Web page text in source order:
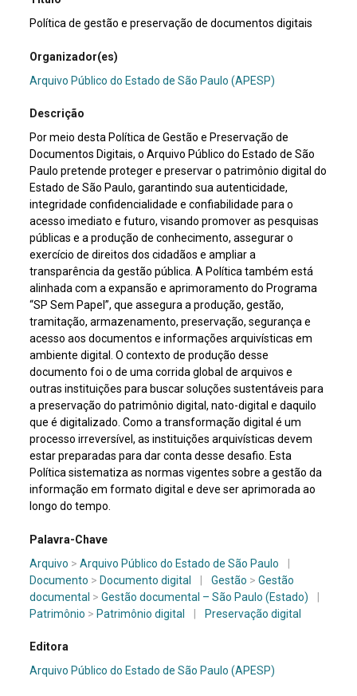
Política de gestão e preservação de documentos digitais
Organizador(es)
Arquivo Público do Estado de São Paulo (APESP)
Descrição
Por meio desta Política de Gestão e Preservação de
Documentos Digitais, o Arquivo Público do Estado de São
Paulo pretende proteger e preservar o patrimônio digital do
Estado de São Paulo, garantindo sua autenticidade,
integridade confidencialidade e confiabilidade para o
acesso imediato e futuro, visando promover as pesquisas
públicas e a produção de conhecimento, assegurar o
exercício de direitos dos cidadãos e ampliar a
transparência da gestão pública. A Política também está
alinhada com a expansão e aprimoramento do Programa
“SP Sem Papel”, que assegura a produção, gestão,
tramitação, armazenamento, preservação, segurança e
acesso aos documentos e informações arquivísticas em
ambiente digital. O contexto de produção desse
documento foi o de uma corrida global de arquivos e
outras instituições para buscar soluções sustentáveis para
a preservação do patrimônio digital, nato-digital e daquilo
que é digitalizado. Como a transformação digital é um
processo irreversível, as instituições arquivísticas devem
estar preparadas para dar conta desse desafio. Esta
Política sistematiza as normas vigentes sobre a gestão da
informação em formato digital e deve ser aprimorada ao
longo do tempo.
Palavra-Chave
Arquivo >Arquivo Público do Estado de São Paulo
|
Documento >Documento digital | Gestão >Gestão
documental >Gestão documental – São Paulo (Estado)
|
Patrimônio >Patrimônio digital | Preservação digital
Editora
Arquivo Público do Estado de São Paulo (APESP)